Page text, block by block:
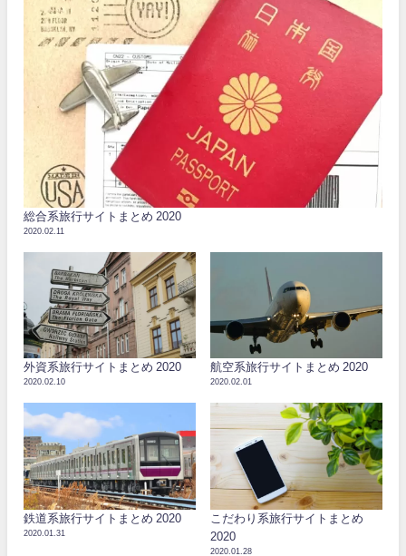
総合系旅行サイトまとめ 2020
2020.02.11
外資系旅行サイトまとめ 2020
2020.02.10
航空系旅行サイトまとめ 2020
2020.02.01
鉄道系旅行サイトまとめ 2020
2020.01.31
こだわり系旅行サイトまとめ
2020
2020.01.28